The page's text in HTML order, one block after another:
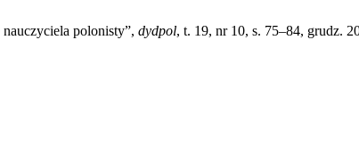
polonisty”, dydpol, t. 19, nr 10, s. 75–84, grudz.